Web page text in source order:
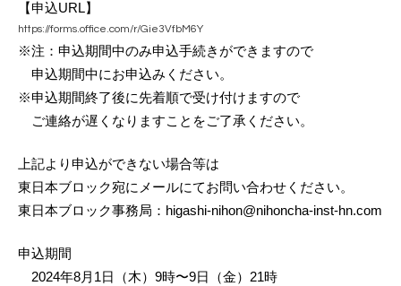
【申込URL】
https://forms.office.com/r/Gie3VfbM6Y
※注：申込期間中のみ申込手続きができますので
申込期間中にお申込みください。
※申込期間終了後に先着順で受け付けますので
ご連絡が遅くなりますことをご了承ください。
上記より申込ができない場合等は
東日本ブロック宛にメールにてお問い合わせください。
東日本ブロック事務局：higashi-nihon@nihoncha-inst-hn.com
申込期間
2024年8月1日（木）9時〜9日（金）21時